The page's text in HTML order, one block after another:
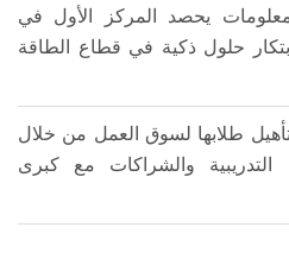
يحصد المركز الأول في
حلول ذكية في قطاع الطاقة
طلابها لسوق العمل من خلال
والشراكات مع كبرى